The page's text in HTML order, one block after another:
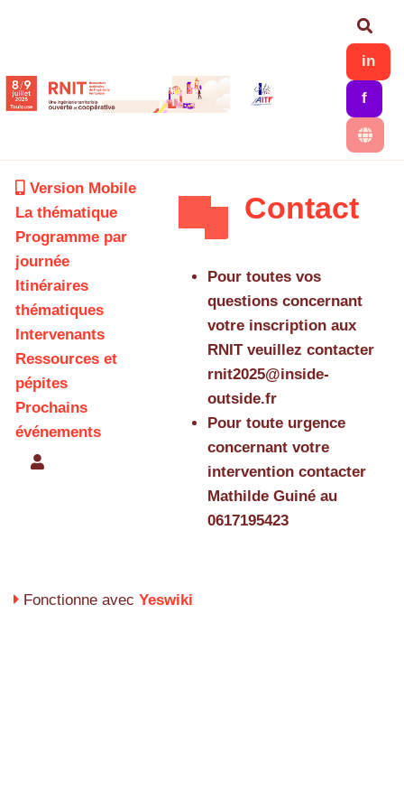
in
f
Version Mobile
La thématique
Programme par
journée
Itinéraires
thématiques
Intervenants
Ressources et
pépites
Prochains
événements
Contact
Pour toutes vos
questions concernant
votre inscription aux
RNIT veuillez contacter
rnit2025@inside-
outside.fr
Pour toute urgence
concernant votre
intervention contacter
Mathilde Guiné au
0617195423
Fonctionne avec Yeswiki